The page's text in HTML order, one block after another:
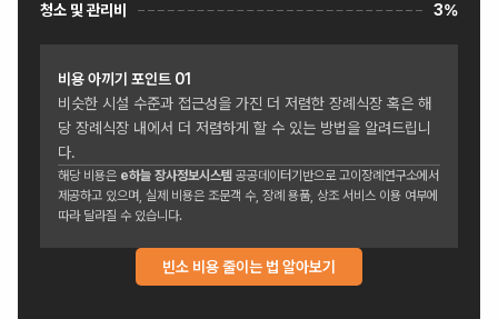
청소 및 관리비 3%
비용 아끼기 포인트 01
비슷한 시설 수준과 접근성을 가진 더 저렴한 장례식장 혹은 해
당 장례식장 내에서 더 저렴하게 할 수 있는 방법을 알려드립니
다.
해당 비용은 e하늘 장사정보시스템 공공데이터기반으로 고이장례연구소에서
제공하고 있으며, 실제 비용은 조문객 수, 장례 용품, 상조 서비스 이용 여부에
따라 달라질 수 있습니다.
빈소 비용 줄이는 법 알아보기